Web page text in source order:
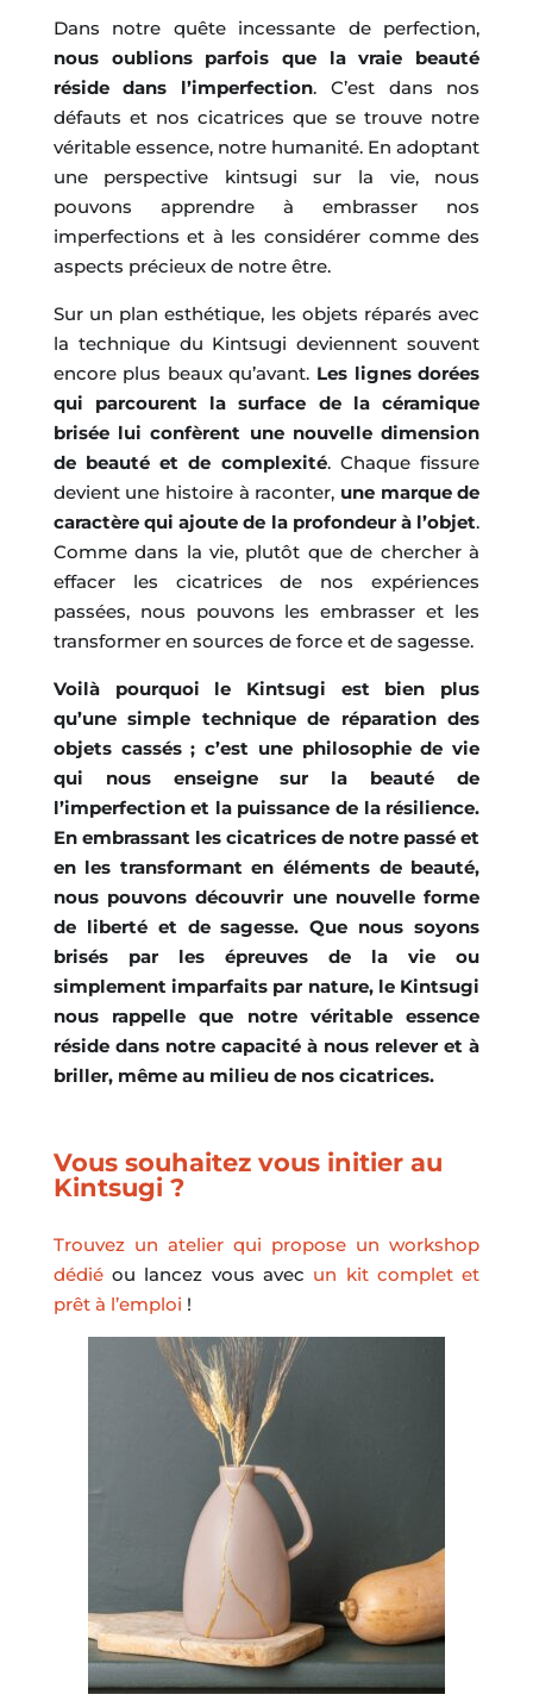
Dans notre quête incessante de perfection,
nous oublions parfois que la vraie beauté
réside dans l’imperfection. C’est dans nos
défauts et nos cicatrices que se trouve notre
véritable essence, notre humanité. En adoptant
une perspective kintsugi sur la vie, nous
pouvons apprendre à embrasser nos
imperfections et à les considérer comme des
aspects précieux de notre être.
Sur un plan esthétique, les objets réparés avec
la technique du Kintsugi deviennent souvent
encore plus beaux qu’avant. Les lignes dorées
qui parcourent la surface de la céramique
brisée lui confèrent une nouvelle dimension
de beauté et de complexité. Chaque fissure
devient une histoire à raconter, une marque de
caractère qui ajoute de la profondeur à l’objet.
Comme dans la vie, plutôt que de chercher à
effacer les cicatrices de nos expériences
passées, nous pouvons les embrasser et les
transformer en sources de force et de sagesse.
Voilà pourquoi le Kintsugi est bien plus
qu’une simple technique de réparation des
objets cassés ; c’est une philosophie de vie
qui nous enseigne sur la beauté de
l’imperfection et la puissance de la résilience.
En embrassant les cicatrices de notre passé et
en les transformant en éléments de beauté,
nous pouvons découvrir une nouvelle forme
de liberté et de sagesse. Que nous soyons
brisés par les épreuves de la vie ou
simplement imparfaits par nature, le Kintsugi
nous rappelle que notre véritable essence
réside dans notre capacité à nous relever et à
briller, même au milieu de nos cicatrices.
Vous souhaitez vous initier au
Kintsugi ?
Trouvez un atelier qui propose un workshop
dédiéou lancez vous avec un kit complet et
prêt à l’emploi !